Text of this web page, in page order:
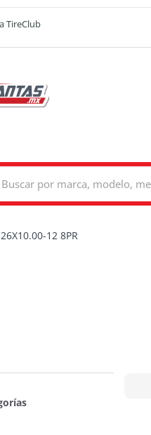
TireClub
26X10.00-12 8PR